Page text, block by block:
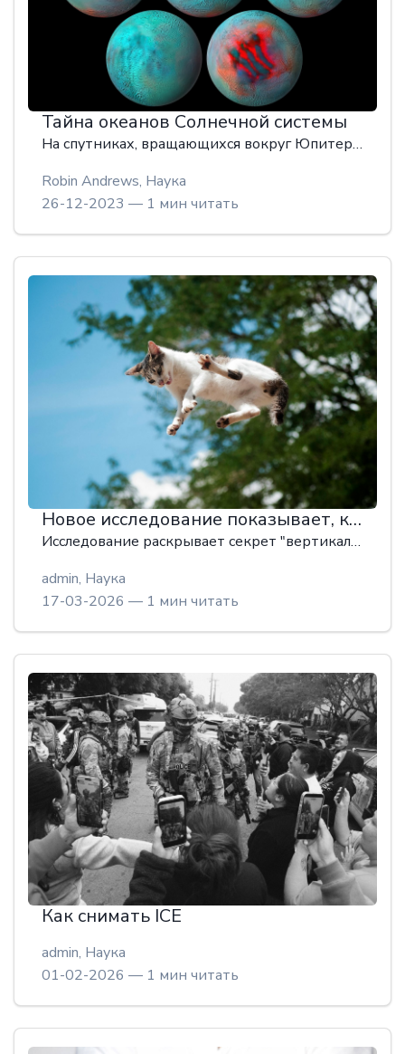
Тайна океанов Солнечной системы
На спутниках, вращающихся вокруг Юпитера и Сатурна, похоже, есть подповерхностные океаны, которые могут поддерживать жизнь за пределами Земли. Но неясно, почему эти моря вообще существуют.
Robin Andrews, Наука
26-12-2023 — 1 мин читать
Новое исследование показывает, как кошки почти всегда приземляются на лапы
Исследование раскрывает секрет "вертикального" приземления кошек: гибкий грудной отдел позвоночника позволяет сначала выравнивать голову и передние лапы, а жёсткая поясница стабилизирует заднюю часть. Анализ позвоночников и съёмка падений подтверждают последовательное вращение туловища спереди назад. Результаты помогут лечить травмы у животных и создать проворных роботов.
admin, Наука
17-03-2026 — 1 мин читать
Как снимать ICE
admin, Наука
01-02-2026 — 1 мин читать